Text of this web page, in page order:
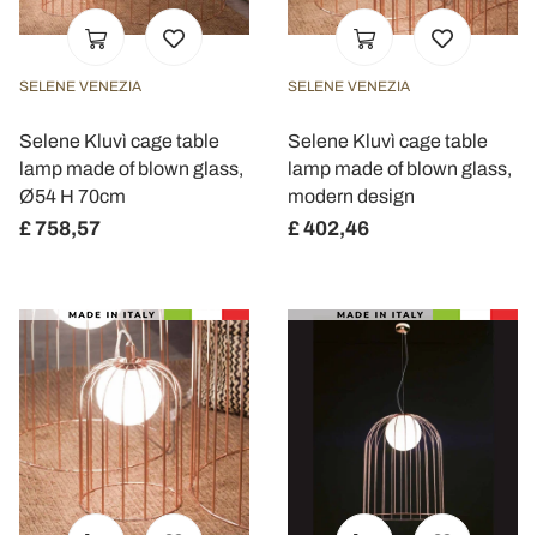
SELENE VENEZIA
Selene Kluvì cage table
lamp made of blown glass,
Ø54 H 70cm
£ 758,57
SELENE VENEZIA
Selene Kluvì cage table
lamp made of blown glass,
modern design
£ 402,46